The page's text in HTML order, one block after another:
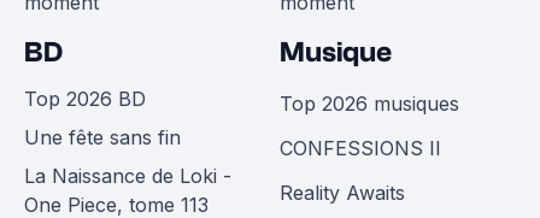
BD
Top 2026 BD
Une fête sans fin
La Naissance de Loki -
One Piece, tome 113
Musique
Top 2026 musiques
CONFESSIONS II
Reality Awaits